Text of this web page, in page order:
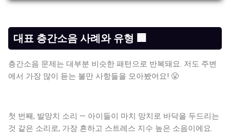
대표 층간소음 사례와 유형 🏢
층간소음 문제는 대부분 비슷한 패턴으로 반복돼요. 저도 주변
에서 가장 많이 듣는 불만 사항들을 모아봤어요! 😤
첫 번째, 발망치 소리 — 아이들이 마치 망치로 바닥을 두드리는
것 같은 소리로, 가장 흔하고 스트레스 지수 높은 소음이에요.